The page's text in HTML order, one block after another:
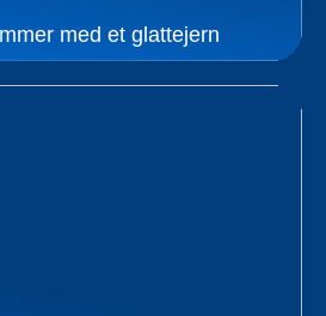
med et glattejern